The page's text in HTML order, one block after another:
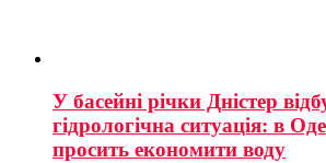
У басейні річки Дністер
гідрологічна ситуація: в
просить економити воду